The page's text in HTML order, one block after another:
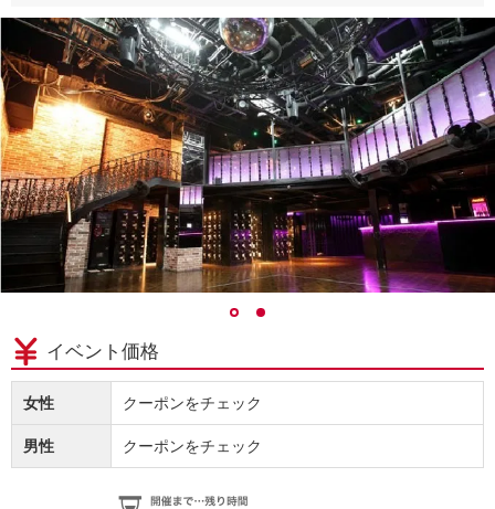
イベント価格
女性 クーポンをチェック
男性 クーポンをチェック